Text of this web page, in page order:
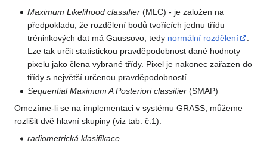
Maximum Likelihood classifier (MLC) - je založen na
předpokladu, že rozdělení bodů tvořících jednu třídu
tréninkových dat má Gaussovo, tedy normální rozdělení
Lze tak určit statistickou pravděpodobnost dané hodnoty
pixelu jako člena vybrané třídy. Pixel je nakonec zařazen do
třídy s největší určenou pravděpodobností.
Sequential Maximum A Posteriori classifier (SMAP)
Omezíme-li se na implementaci v systému GRASS, můžeme
rozlišit dvě hlavní skupiny (viz tab. č.1):
radiometrická klasifikace